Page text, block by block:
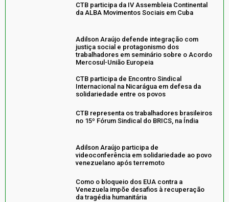
CTB participa da IV Assembleia Continental
da ALBA Movimentos Sociais em Cuba
Adilson Araújo defende integração com
justiça social e protagonismo dos
trabalhadores em seminário sobre o Acordo
Mercosul-União Europeia
CTB participa de Encontro Sindical
Internacional na Nicarágua em defesa da
solidariedade entre os povos
CTB representa os trabalhadores brasileiros
no 15º Fórum Sindical do BRICS, na Índia
Adilson Araújo participa de
videoconferência em solidariedade ao povo
venezuelano após terremoto
Como o bloqueio dos EUA contra a
Venezuela impõe desafios à recuperação
da tragédia humanitária